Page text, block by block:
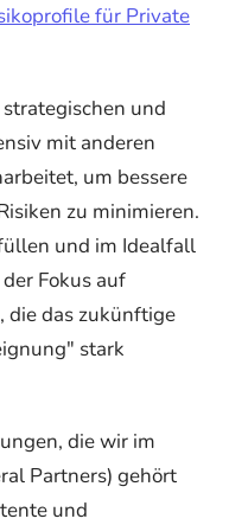
für Private
und
mit anderen
um bessere
zu minimieren.
und im Idealfall
Fokus auf
die das zukünftige
stark
die wir im
Partners) gehört
und